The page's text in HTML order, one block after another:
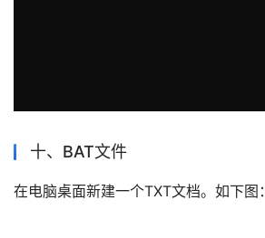
十、BAT文件
在电脑桌面新建一个TXT文档。如下图：